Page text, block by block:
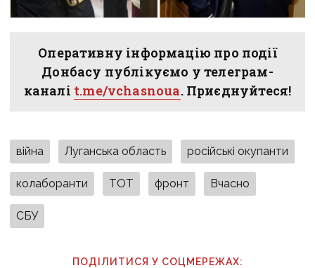
Оперативну інформацію про події
Донбасу публікуємо у телеграм-
каналі t.me/vchasnoua. Приєднуйтеся!
війна Луганська область російські окупанти
колаборанти ТОТ фронт Вчасно
СБУ
ПОДІЛИТИСЯ У СОЦМЕРЕЖАХ: